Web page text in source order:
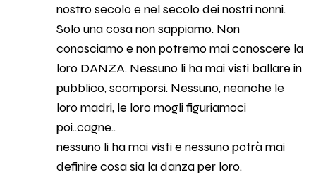
nostro secolo e nel secolo dei nostri nonni.
Solo una cosa non sappiamo. Non
conosciamo e non potremo mai conoscere la
loro DANZA. Nessuno li ha mai visti ballare in
pubblico, scomporsi. Nessuno, neanche le
loro madri, le loro mogli figuriamoci
poi..cagne..
nessuno li ha mai visti e nessuno potrà mai
definire cosa sia la danza per loro.